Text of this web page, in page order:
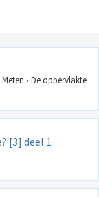
› De oppervlakte
[3] deel 1